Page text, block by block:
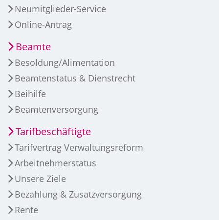
Neumitglieder-Service
Online-Antrag
Beamte
Besoldung/Alimentation
Beamtenstatus & Dienstrecht
Beihilfe
Beamtenversorgung
Tarifbeschäftigte
Tarifvertrag Verwaltungsreform
Arbeitnehmerstatus
Unsere Ziele
Bezahlung & Zusatzversorgung
Rente